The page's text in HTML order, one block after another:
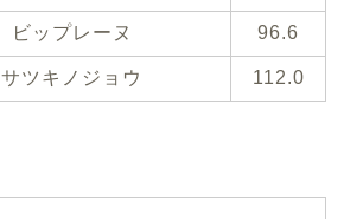
ビップレーヌ 96.6
サツキノジョウ 112.0